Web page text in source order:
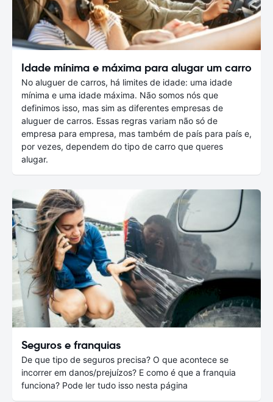
Idade mínima e máxima para alugar um carro
No aluguer de carros, há limites de idade: uma idade
mínima e uma idade máxima. Não somos nós que
definimos isso, mas sim as diferentes empresas de
aluguer de carros. Essas regras variam não só de
empresa para empresa, mas também de país para país e,
por vezes, dependem do tipo de carro que queres
alugar.
Seguros e franquias
De que tipo de seguros precisa? O que acontece se
incorrer em danos/prejuízos? E como é que a franquia
funciona? Pode ler tudo isso nesta página